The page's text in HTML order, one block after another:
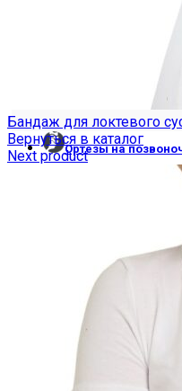
ШИНА ШАНЦА
Ортезы на
Бандаж для локтевого
Вернуться в каталог
Next product